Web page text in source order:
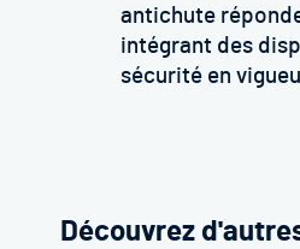
Découvrez
antichute
intégrant des
sécurité en